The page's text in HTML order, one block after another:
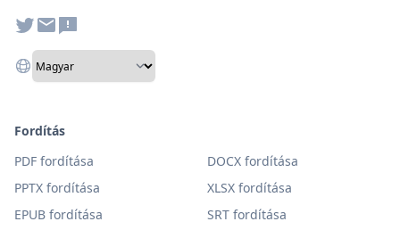
Fordítás
PDF fordítása
DOCX fordítása
PPTX fordítása
XLSX fordítása
EPUB fordítása
SRT fordítása